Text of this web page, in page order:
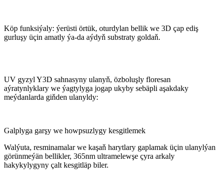
Köp funksiýaly: ýerüsti örtük, oturdylan bellik we 3D çap ediş
gurluşy üçin amatly ýa-da aýdyň substraty goldaň.
UV gyzyl Y3D sahnasyny ulanyň, özboluşly floresan
aýratynlyklary we ýagtylyga jogap ukyby sebäpli aşakdaky
meýdanlarda giňden ulanyldy:
Galplyga garşy we howpsuzlygy kesgitlemek
Walýuta, resminamalar we kaşaň harytlary gaplamak üçin ulanylýan
görünmeýän bellikler, 365nm ultramelewşe çyra arkaly
hakykylygyny çalt kesgitläp biler.